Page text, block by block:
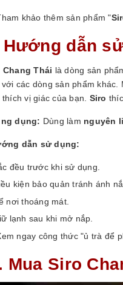
khảo thêm sản phẩm "
Hướng dẫn
Chang Thái là dòng sản
các dòng sản phẩm
vị giác của bạn. Siro
dụng: Dùng làm nguyên
dẫn sử dụng:
đều trước khi sử dụng.
kiện bảo quản tránh ánh
nơi thoáng mát.
lạnh sau khi mở nắp.
ngay công thức "ủ trà để
Mua Siro